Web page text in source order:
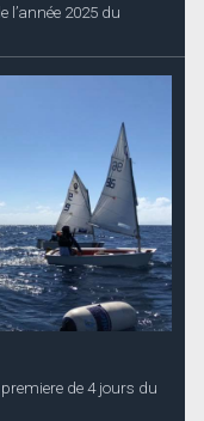
2025 du
de 4 jours du